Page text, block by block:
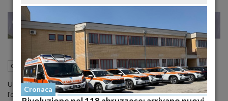
MILANO 22
Cronaca Roseto degli Abruzzi (TE) 23 Luglio 2024 18:44
Un giovane di 19 anni è ricoverato in gravi condizioni presso
l'ospedale "Giuseppe Mazzini" di Teramo dopo un incidente
Cronaca